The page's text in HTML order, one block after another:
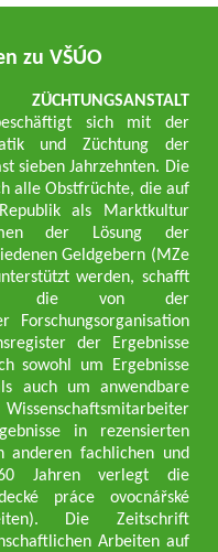
zu VŠÚO
sich mit der
und Züchtung der
sieben Jahrzehnten. Die
alle Obstfrüchte, die auf
als Marktkultur
der Lösung der
Geldgebern (MZe
werden, schafft
die von der
Forschungsorganisation
der Ergebnisse
sowohl um Ergebnisse
auch um anwendbare
in rezensierten
anderen fachlichen und
Jahren verlegt die
práce ovocnářské
Die Zeitschrift
Arbeiten auf